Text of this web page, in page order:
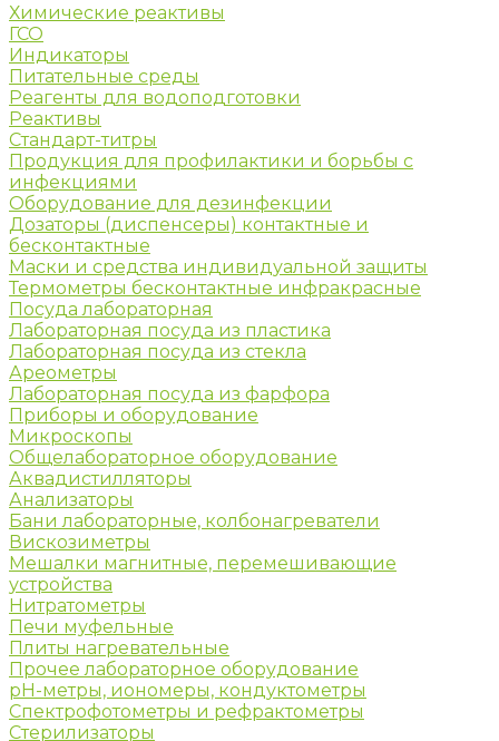
Химические реактивы
ГСО
Индикаторы
Питательные среды
Реагенты для водоподготовки
Реактивы
Стандарт-титры
Продукция для профилактики и борьбы с
инфекциями
Оборудование для дезинфекции
Дозаторы (диспенсеры) контактные и
бесконтактные
Маски и средства индивидуальной защиты
Термометры бесконтактные инфракрасные
Посуда лабораторная
Лабораторная посуда из пластика
Лабораторная посуда из стекла
Ареометры
Лабораторная посуда из фарфора
Приборы и оборудование
Микроскопы
Общелабораторное оборудование
Аквадистилляторы
Анализаторы
Бани лабораторные, колбонагреватели
Вискозиметры
Мешалки магнитные, перемешивающие
устройства
Нитратометры
Печи муфельные
Плиты нагревательные
Прочее лабораторное оборудование
рН-метры, иономеры, кондуктометры
Спектрофотометры и рефрактометры
Стерилизаторы